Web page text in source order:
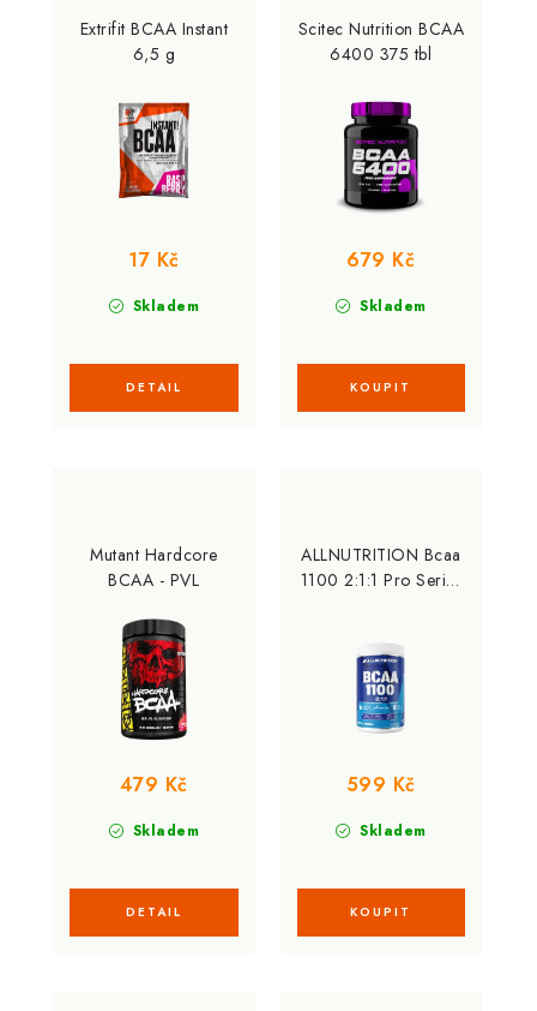
Extrifit BCAA Instant
6,5 g
Skladem
17 Kč
Scitec Nutrition BCAA
6400 375 tbl
Skladem
679 Kč
Mutant Hardcore
BCAA - PVL
Skladem
479 Kč
ALLNUTRITION Bcaa
1100 2:1:1 Pro Series
Skladem
599 Kč